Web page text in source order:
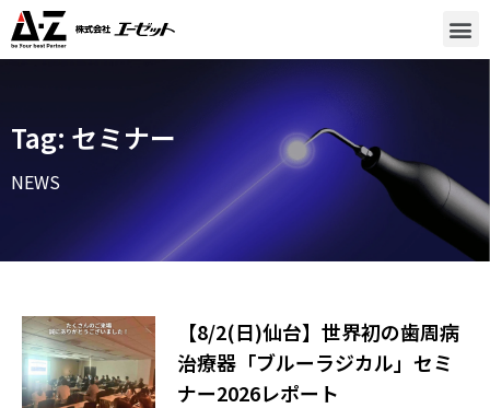
Tag: セミナー
NEWS
【8/2(日)仙台】世界初の歯周病
治療器「ブルーラジカル」セミ
ナー2026レポート